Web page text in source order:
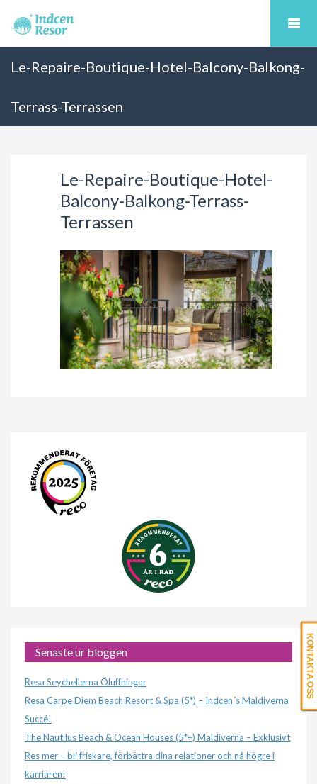
Le-Repaire-Boutique-Hotel-Balcony-Balkong-
Terrass-Terrassen
Le-Repaire-Boutique-Hotel-
Balcony-Balkong-Terrass-
Terrassen
Senaste ur bloggen
Resa Seychellerna Öluffningar
Resa Carpe Diem Beach Resort & Spa (5*) – Indcen´s Maldiverna
Succé!
The Nautilus Beach & Ocean Houses (5*+) Maldiverna – Exklusivt
Res mer – bli friskare, förbättra dina relationer och nå högre i
karriären!
KONTAKTA OSS